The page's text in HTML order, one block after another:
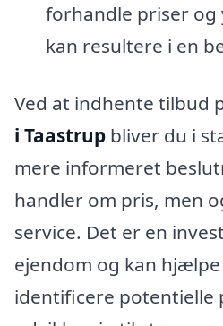
forhandle priser og
kan resultere i en
Ved at indhente tilbud
i Taastrup bliver du i
mere informeret
handler om pris, men
service. Det er en
ejendom og kan
identificere potentielle